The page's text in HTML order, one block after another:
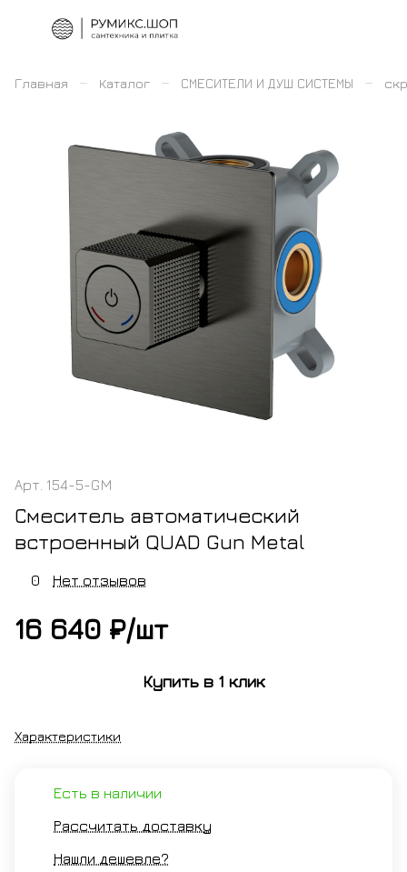
Главная – Каталог – СМЕСИТЕЛИ И ДУШ СИСТЕМЫ –
Арт. 154-5-GM
Смеситель автоматический
встроенный QUAD Gun Metal
0 Нет отзывов
16 640 ₽/шт
Купить в 1 клик
Характеристики
Есть в наличии
Рассчитать доставку
Нашли дешевле?